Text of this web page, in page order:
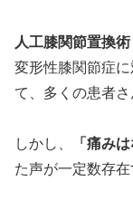
人工膝関節置換術
変形性膝関節症
て、多くの患者さ
しかし、 「痛み
た声が一定数存在